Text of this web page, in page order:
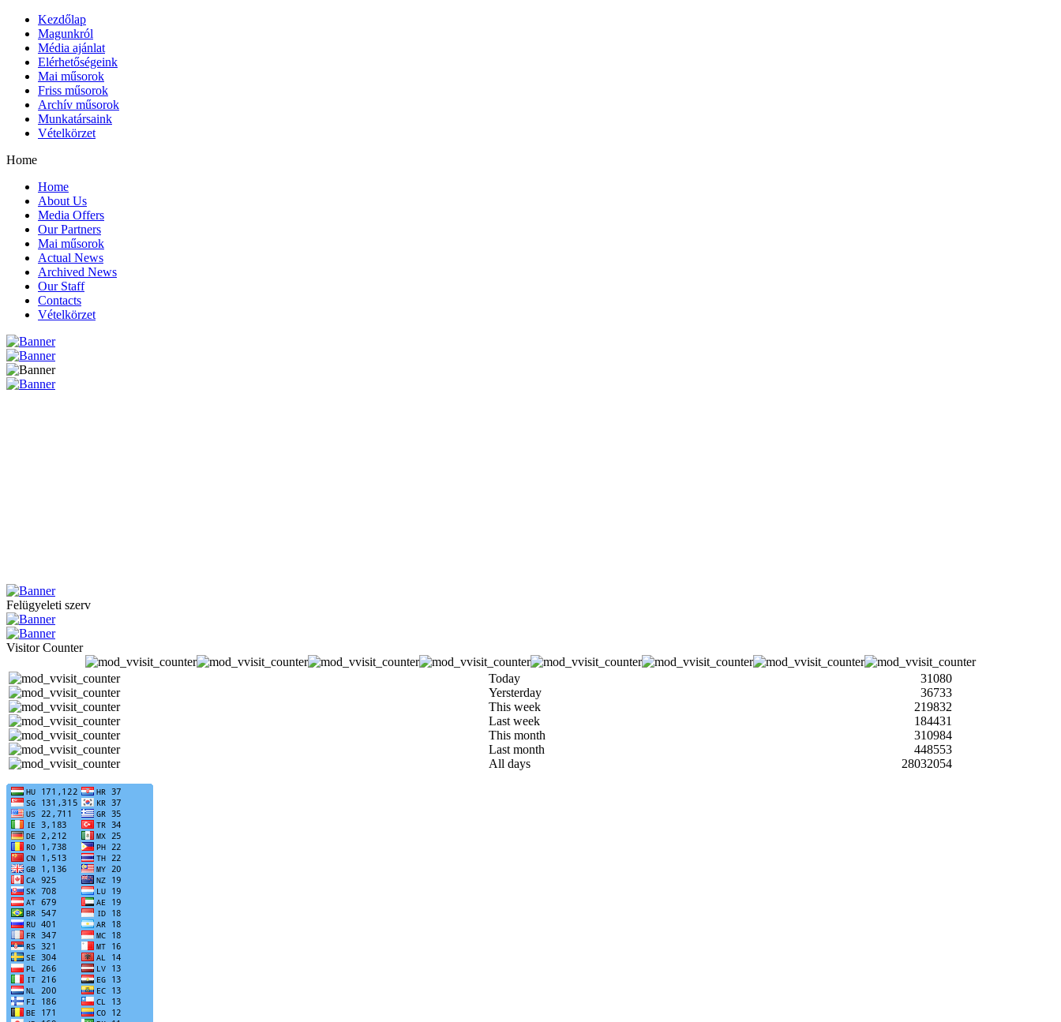
Kezdőlap
Magunkról
Média ajánlat
Elérhetőségeink
Mai műsorok
Friss műsorok
Archív műsorok
Munkatársaink
Vételkörzet
Home
Home
About Us
Media Offers
Our Partners
Mai műsorok
Actual News
Archived News
Our Staff
Contacts
Vételkörzet
Felügyeleti szerv
Visitor Counter
Today
31080
Yersterday
36733
This week
219832
Last week
184431
This month
310984
Last month
448553
All days
28032054